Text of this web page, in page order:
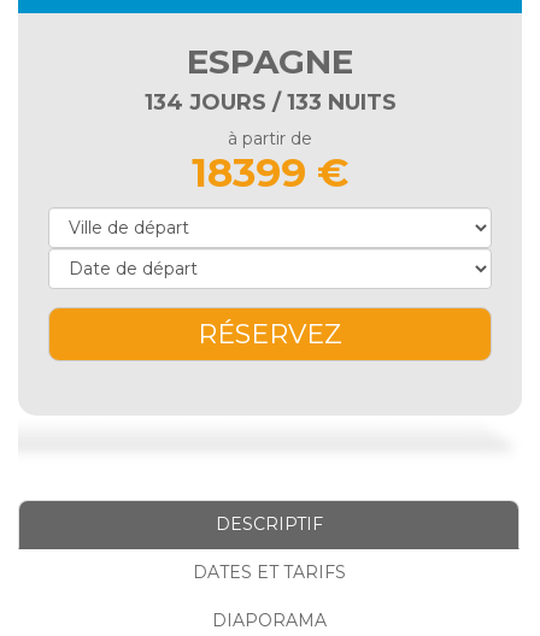
ESPAGNE
134 JOURS / 133 NUITS
à partir de
18399 €
RÉSERVEZ
DESCRIPTIF
DATES ET TARIFS
DIAPORAMA